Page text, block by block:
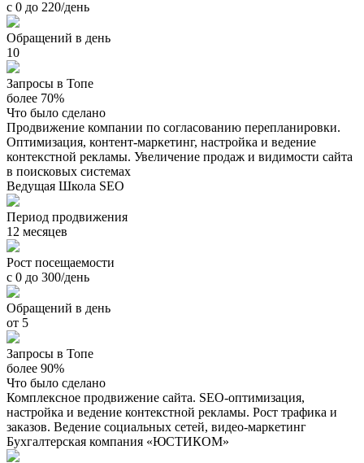
с 0 до 220/день
Обращений в день
10
Запросы в Топе
более 70%
Что было сделано
Продвижение компании по согласованию перепланировки.
Оптимизация, контент-маркетинг, настройка и ведение
контекстной рекламы. Увеличение продаж и видимости сайта
в поисковых системах
Ведущая Школа SEO
Период продвижения
12 месяцев
Рост посещаемости
с 0 до 300/день
Обращений в день
от 5
Запросы в Топе
более 90%
Что было сделано
Комплексное продвижение сайта. SEO-оптимизация,
настройка и ведение контекстной рекламы. Рост трафика и
заказов. Ведение социальных сетей, видео-маркетинг
Бухгалтерская компания «ЮСТИКОМ»